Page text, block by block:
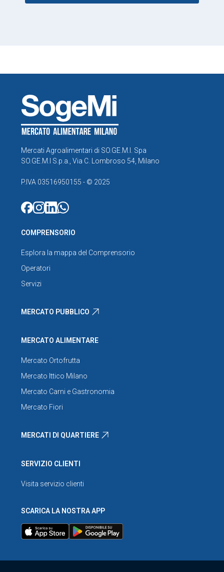
Mercati Agroalimentari di SO.GE.M.I. Spa
SO.GE.M.I S.p.a., Via C. Lombroso 54, Milano
P.IVA 03516950155 - © 2025
COMPRENSORIO
Esplora la mappa del Comprensorio
Operatori
Servizi
MERCATO PUBBLICO
MERCATO ALIMENTARE
Mercato Ortofrutta
Mercato Ittico Milano
Mercato Carni e Gastronomia
Mercato Fiori
MERCATI DI QUARTIERE
SERVIZIO CLIENTI
Visita servizio clienti
SCARICA LA NOSTRA APP